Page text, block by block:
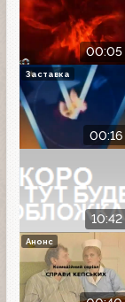
00:05
00:16
Заставка
10:42
Анонс